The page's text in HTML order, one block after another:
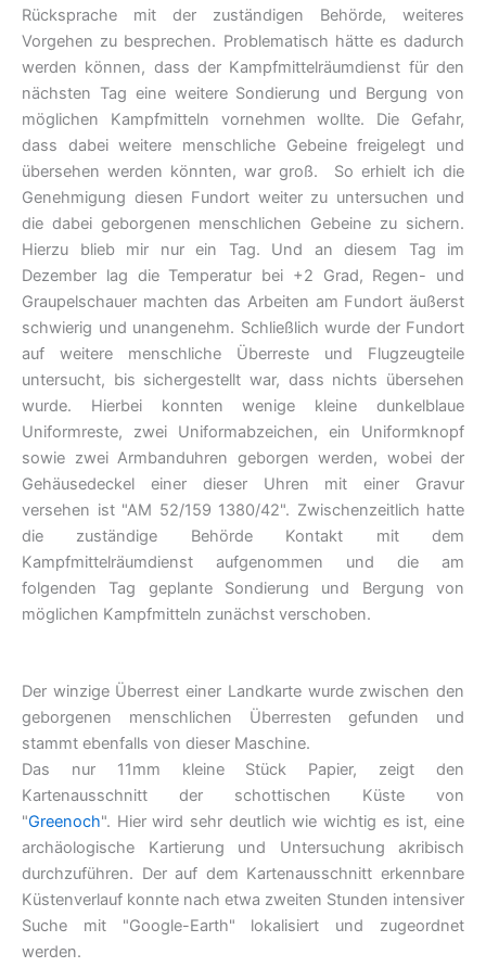
Rücksprache mit der zuständigen Behörde, weiteres
Vorgehen zu besprechen. Problematisch hätte es dadurch
werden können, dass der Kampfmittelräumdienst für den
nächsten Tag eine weitere Sondierung und Bergung von
möglichen Kampfmitteln vornehmen wollte. Die Gefahr,
dass dabei weitere menschliche Gebeine freigelegt und
übersehen werden könnten, war groß. So erhielt ich die
Genehmigung diesen Fundort weiter zu untersuchen und
die dabei geborgenen menschlichen Gebeine zu sichern.
Hierzu blieb mir nur ein Tag. Und an diesem Tag im
Dezember lag die Temperatur bei +2 Grad, Regen- und
Graupelschauer machten das Arbeiten am Fundort äußerst
schwierig und unangenehm. Schließlich wurde der Fundort
auf weitere menschliche Überreste und Flugzeugteile
untersucht, bis sichergestellt war, dass nichts übersehen
wurde. Hierbei konnten wenige kleine dunkelblaue
Uniformreste, zwei Uniformabzeichen, ein Uniformknopf
sowie zwei Armbanduhren geborgen werden, wobei der
Gehäusedeckel einer dieser Uhren mit einer Gravur
versehen ist "AM 52/159 1380/42". Zwischenzeitlich hatte
die zuständige Behörde Kontakt mit dem
Kampfmittelräumdienst aufgenommen und die am
folgenden Tag geplante Sondierung und Bergung von
möglichen Kampfmitteln zunächst verschoben.
Der winzige Überrest einer Landkarte wurde zwischen den
geborgenen menschlichen Überresten gefunden und
stammt ebenfalls von dieser Maschine.
Das nur 11mm kleine Stück Papier, zeigt den
Kartenausschnitt der schottischen Küste von
"Greenoch". Hier wird sehr deutlich wie wichtig es ist, eine
archäologische Kartierung und Untersuchung akribisch
durchzuführen. Der auf dem Kartenausschnitt erkennbare
Küstenverlauf konnte nach etwa zweiten Stunden intensiver
Suche mit "Google-Earth" lokalisiert und zugeordnet
werden.